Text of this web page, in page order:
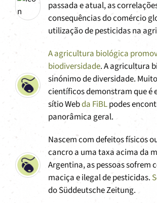
passada e atual, as
consequências do comércio
utilização de pesticidas na
A agricultura biológica
biodiversidade. A agricultura
sinónimo de diversidade.
científicos demonstram que é
sítio Webda FiBLpodes
panorâmica geral.
Nascem com defeitos físicos
cancro a uma taxa acima da
Argentina, as pessoas sofrem
maciça e ilegal de pesticidas.
do Süddeutsche Zeitung.